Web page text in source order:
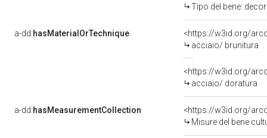
Tipo del bene:
a-dd:hasMaterialOrTechnique
<https://w3id.org/
acciaio/ brunitura
<https://w3id.org/
acciaio/ doratura
a-dd:hasMeasurementCollection
<https://w3id.org/
Misure del bene